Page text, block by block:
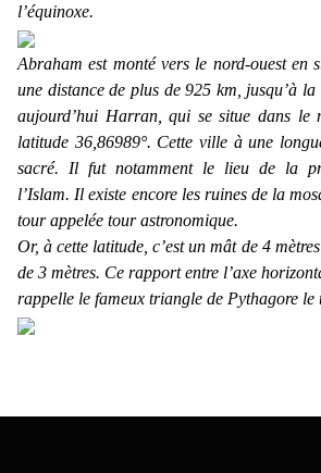
l’équinoxe.
Abraham est monté vers le nord-ouest en
une distance de plus de 925 km, jusqu’à
aujourd’hui Harran, qui se situe dans
latitude 36,86989°. Cette ville à une
sacré. Il fut notamment le lieu de la
l’Islam. Il existe encore les ruines de la
tour appelée tour astronomique.
Or, à cette latitude, c’est un mât de 4
de 3 mètres. Ce rapport entre l’axe
rappelle le fameux triangle de Pythagore